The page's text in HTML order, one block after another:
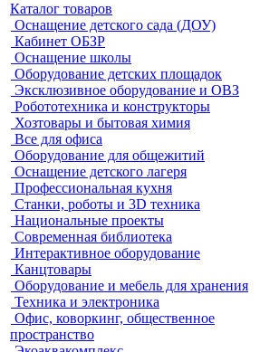
Каталог товаров
Оснащение детского сада (ДОУ)
Кабинет ОБЗР
Оснащение школы
Оборудование детских площадок
Эксклюзивное оборудование и ОВЗ
Робототехника и конструкторы
Хозтовары и бытовая химия
Все для офиса
Оборудование для общежитий
Оснащение детского лагеря
Профессиональная кухня
Станки, роботы и 3D техника
Национальные проекты
Современная библиотека
Интерактивное оборудование
Канцтовары
Оборудование и мебель для хранения
Техника и электроника
Офис, коворкинг, общественное
пространство